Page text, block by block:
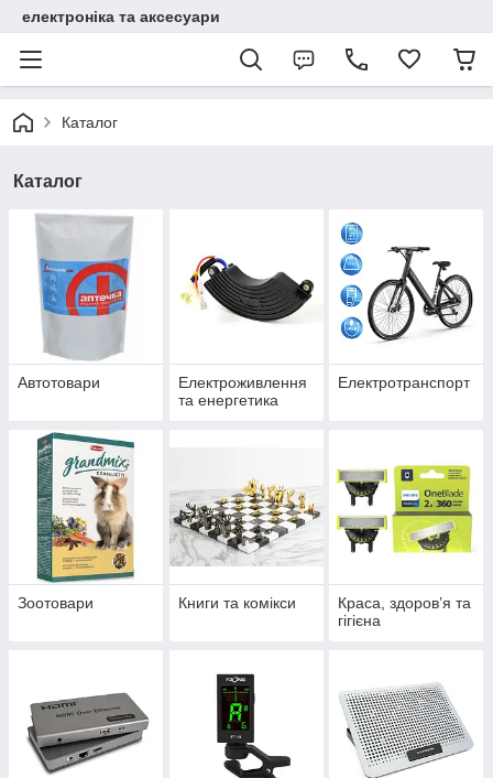
електроніка та аксесуари
Каталог
Каталог
Автотовари
Електроживлення
та енергетика
Електротранспорт
Зоотовари Книги та комікси
Краса, здоров’я та
гігієна